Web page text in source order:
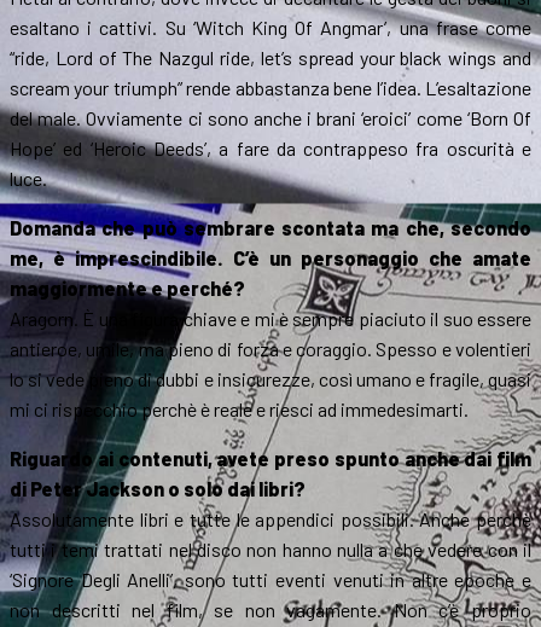
esaltano i cattivi. Su ‘Witch King Of Angmar’, una frase come
“ride, Lord of The Nazgul ride, let’s spread your black wings and
scream your triumph” rende abbastanza bene l’idea. L’esaltazione
del male. Ovviamente ci sono anche i brani ‘eroici’ come ‘Born Of
Hope’ ed ‘Heroic Deeds’, a fare da contrappeso fra oscurità e
luce.
Domanda che può sembrare scontata ma che, secondo
me, è imprescindibile. C’è un personaggio che amate
maggiormente e perché?
Aragorn. È una figura chiave e mi è sempre piaciuto il suo essere
antieroe, umile, ma pieno di forza e coraggio. Spesso e volentieri
lo si vede pieno di dubbi e insicurezze, così umano e fragile, quasi
mi ci rispecchio perchè è reale e riesci ad immedesimarti.
Riguardo ai contenuti, avete preso spunto anche dai film
di Peter Jackson o solo dai libri?
Assolutamente libri e tutte le appendici possibili. Anche perchè
tutti i temi trattati nel disco non hanno nulla a che vedere con il
‘Signore Degli Anelli’, sono tutti eventi venuti in altre epoche e
non descritti nel film, se non vagamente. Non c’è proprio